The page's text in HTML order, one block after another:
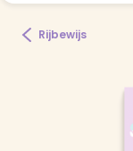
Rijbewijs